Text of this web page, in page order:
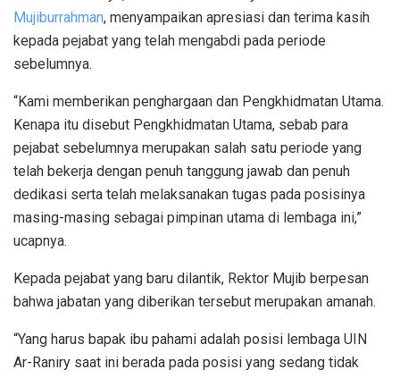
Mujiburrahman, menyampaikan apresiasi dan terima kasih
kepada pejabat yang telah mengabdi pada periode
sebelumnya.
“Kami memberikan penghargaan dan Pengkhidmatan Utama.
Kenapa itu disebut Pengkhidmatan Utama, sebab para
pejabat sebelumnya merupakan salah satu periode yang
telah bekerja dengan penuh tanggung jawab dan penuh
dedikasi serta telah melaksanakan tugas pada posisinya
masing-masing sebagai pimpinan utama di lembaga ini,”
ucapnya.
Kepada pejabat yang baru dilantik, Rektor Mujib berpesan
bahwa jabatan yang diberikan tersebut merupakan amanah.
“Yang harus bapak ibu pahami adalah posisi lembaga UIN
Ar-Raniry saat ini berada pada posisi yang sedang tidak